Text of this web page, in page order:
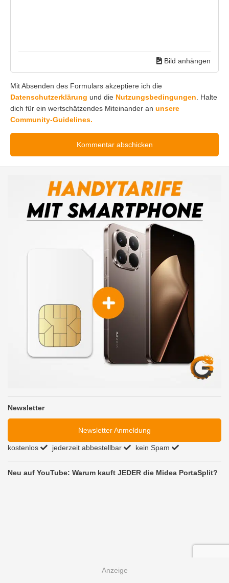
Bild anhängen
Mit Absenden des Formulars akzeptiere ich die
Datenschutzerklärung und die Nutzungsbedingungen. Halte
dich für ein wertschätzendes Miteinander an unsere
Community-Guidelines.
Newsletter
Newsletter Anmeldung
kostenlos jederzeit abbestellbar kein Spam
Neu auf YouTube: Warum kauft JEDER die Midea PortaSplit?